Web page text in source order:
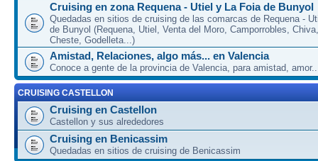
Cruising en zona Requena - Utiel y La Foia de Bunyol
Quedadas en sitios de cruising de las comarcas de Requena -
de Bunyol (Requena, Utiel, Venta del Moro, Camporrobles,
Cheste, Godelleta...)
Amistad, Relaciones, algo más... en Valencia
Conoce a gente de la provincia de Valencia, para amistad,
CRUISING CASTELLON
Cruising en Castellon
Castellon y sus alrededores
Cruising en Benicassim
Quedadas en sitios de cruising de Benicassim